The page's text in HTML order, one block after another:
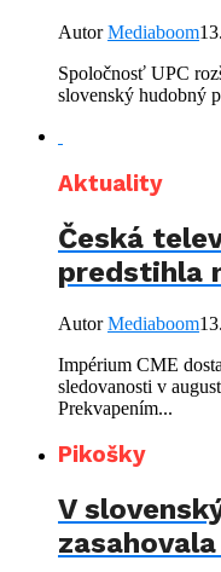
AutorMediaboom
Spoločnosť UPC
slovenský hudobný
Aktuality
Česká
predstihla
AutorMediaboom
Impérium CME
sledovanosti v
Prekvapením...
Pikošky
V